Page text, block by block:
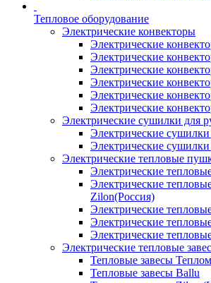
Тепловое оборудование
Электрические конвекторы
Электрические
Электрические
Электрические
Электрические
Электрические
Электрические
Электрические сушилки для
Электрические
Электрические
Электрические тепловые
Электрические
Электрические
Zilon(Россия)
Электрические
Электрические
Электрические
Электрические тепловые
Тепловые завесы
Тепловые завесы Ballu